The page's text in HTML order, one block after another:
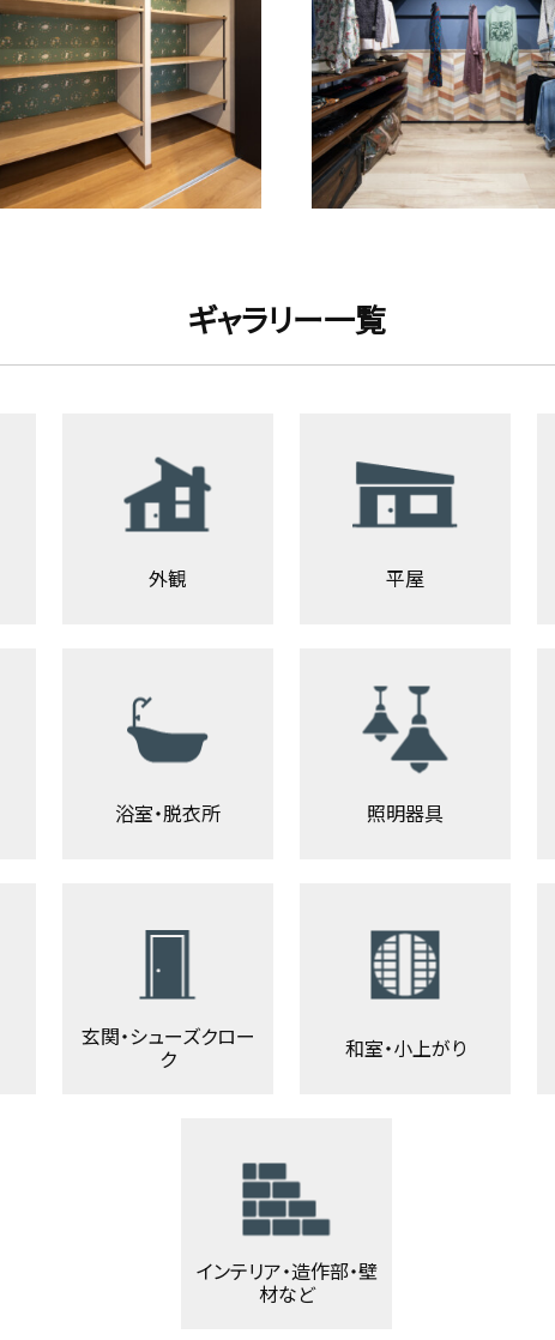
ギャラリー一覧
外観 平屋
浴室・脱衣所 照明器具
玄関・シューズクロー
ク 和室・小上がり
インテリア・造作部・壁
材など